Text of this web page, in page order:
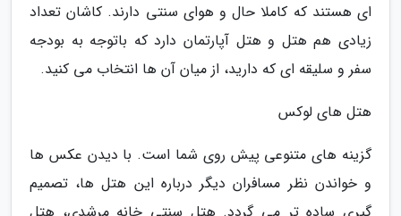
ای هستند که کاملا حال و هوای سنتی دارند. کاشان تعداد
زیادی هم هتل و هتل آپارتمان دارد که باتوجه به بودجه
سفر و سلیقه ای که دارید، از میان آن ها انتخاب می کنید.
هتل های لوکس
گزینه های متنوعی پیش روی شما است. با دیدن عکس ها
و خواندن نظر مسافران دیگر درباره این هتل ها، تصمیم